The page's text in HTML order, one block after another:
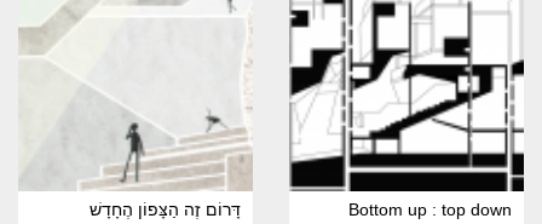
Bottom up : top down דָּרוֹם זֶה הַצָּפוֹן הֶחָדָשׁ